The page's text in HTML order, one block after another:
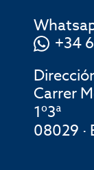
+34
Carrer
1º3ª
08029 ·